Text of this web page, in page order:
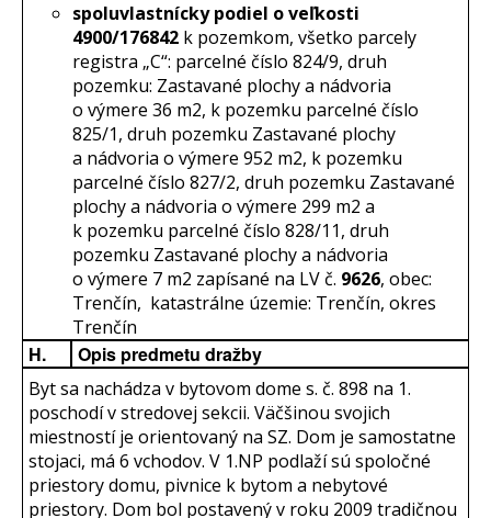
spoluvlastnícky podiel o veľkosti
4900/176842 k pozemkom, všetko parcely
registra „C“: parcelné číslo 824/9, druh
pozemku: Zastavané plochy a nádvoria
o výmere 36 m2, k pozemku parcelné číslo
825/1, druh pozemku Zastavané plochy
a nádvoria o výmere 952 m2, k pozemku
parcelné číslo 827/2, druh pozemku Zastavané
plochy a nádvoria o výmere 299 m2 a
k pozemku parcelné číslo 828/11, druh
pozemku Zastavané plochy a nádvoria
o výmere 7 m2 zapísané na LV č. 9626, obec:
Trenčín, katastrálne územie: Trenčín, okres
Trenčín
H. Opis predmetu dražby
Byt sa nachádza v bytovom dome s. č. 898 na 1.
poschodí v stredovej sekcii. Väčšinou svojich
miestností je orientovaný na SZ. Dom je samostatne
stojaci, má 6 vchodov. V 1.NP podlaží sú spoločné
priestory domu, pivnice k bytom a nebytové
priestory. Dom bol postavený v roku 2009 tradičnou